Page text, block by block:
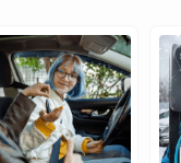
z
to